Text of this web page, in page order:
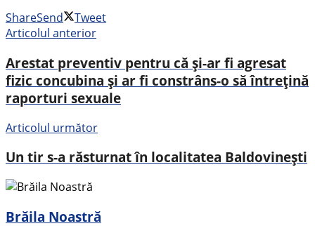
ShareSend
Tweet
Articolul anterior
Arestat preventiv pentru că și-ar fi agresat
fizic concubina și ar fi constrâns-o să întrețină
raporturi sexuale
Articolul următor
Un tir s-a răsturnat în localitatea Baldovinești
Brăila Noastră